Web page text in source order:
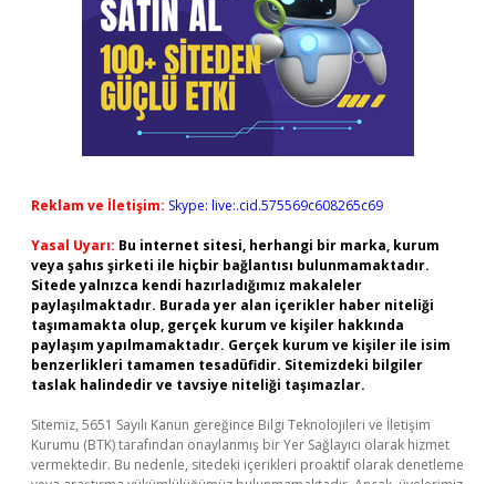
Reklam ve İletişim: Skype: live:.cid.575569c608265c69
Yasal Uyarı: Bu internet sitesi, herhangi bir marka, kurum
veya şahıs şirketi ile hiçbir bağlantısı bulunmamaktadır.
Sitede yalnızca kendi hazırladığımız makaleler
paylaşılmaktadır. Burada yer alan içerikler haber niteliği
taşımamakta olup, gerçek kurum ve kişiler hakkında
paylaşım yapılmamaktadır. Gerçek kurum ve kişiler ile isim
benzerlikleri tamamen tesadüfidir. Sitemizdeki bilgiler
taslak halindedir ve tavsiye niteliği taşımazlar.
Sitemiz, 5651 Sayılı Kanun gereğince Bilgi Teknolojileri ve İletişim
Kurumu (BTK) tarafından onaylanmış bir Yer Sağlayıcı olarak hizmet
vermektedir. Bu nedenle, sitedeki içerikleri proaktif olarak denetleme